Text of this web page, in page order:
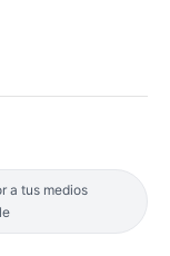
a tus medios